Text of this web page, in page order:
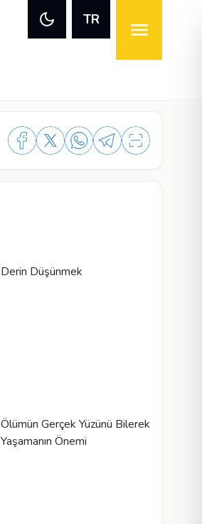
TR
Derin Düşünmek
Ölümün Gerçek Yüzünü Bilerek
Yaşamanın Önemi